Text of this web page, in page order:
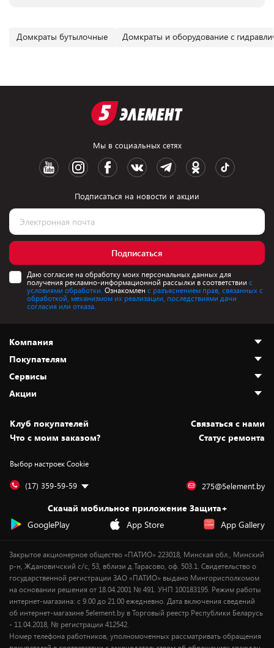
Домкраты бутылочные Домкраты и оборудование с
Мы в социальных сетях
Подписаться на новости и акции
Подписаться
Даю согласие на обработку моих персональных данных для
получения рекламно-информационной рассылки в соответствии с
условиями обработки. Ознакомлен с разъяснением прав, связанных с
обработкой, механизмом их реализации, последствиями дачи
согласия или отказа.
Компания
О нас
Адреса магазинов
Новости
Статьи и обзоры
Вакансии
Дай пять добру!
Покупателям
Как сделать заказ
Оплата и доставка
Безналичный расчёт
Обмен и возврат товара
Обработка персональных данных
Подарочные карты
Сервисы
Установка техники
Для игровых консолей
Для мобильных устройств
Для компьютеров
Сервисные центры
Акции
Скидки и промокоды
Белорусские товары
Бонусы
Оплата частями
Новинки
Клуб покупателей
Cвязаться с нами
Что с моим заказом?
Статус ремонта
Выбор настроек Cookie
(17) 359-59-59 275@5element.by
Скачай мобильное приложение Защита+
GooglePlay
App Store App Gallery
Закрытое акционерное общество «ПАТИО» 223018, Минская обл., Минский
р-н, Ждановичский с/с, 53, вблизи д.Тарасово, оф. 503.1. Свидетельство о
государственной регистрации ЗАО «ПАТИО» выдано Мингорисполкомом
на основании решения от 18.04.2001 № 491. УНП 100183195. Режим работы
интернет-магазина: с 9.00 до 21.00 ежедневно. Дата включения сведений
об интернет-магазине 5element.by в Торговый реестр Республики Беларусь
- 11.04.2018, № регистрации 412542.
Номер телефона работников, уполномоченных рассматривать обращения